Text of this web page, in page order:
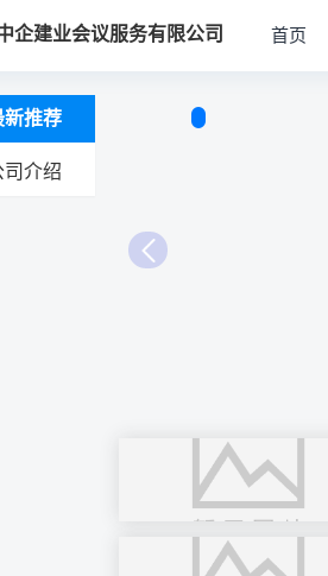
企建业会议服务有限公司 首页
新推荐
司介绍